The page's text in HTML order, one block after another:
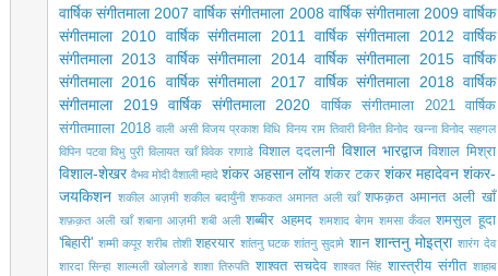
वार्षिक संगीतमाला 2007 वार्षिक संगीतमाला 2008 वार्षिक संगीतमाला 2009 वार्षिक
संगीतमाला 2010 वार्षिक संगीतमाला 2011 वार्षिक संगीतमाला 2012 वार्षिक
संगीतमाला 2013
वार्षिक संगीतमाला 2014 वार्षिक संगीतमाला 2015 वार्षिक
संगीतमाला 2016
वार्षिक संगीतमाला 2017 वार्षिक संगीतमाला 2018 वार्षिक
संगीतमाला 2019
वार्षिक संगीतमाला 2020 वार्षिक संगीतमाला 2021
वार्षिक
संगीतमााला 2018 वाली असी विजय प्रकाश विधि विनय राम तिवारी विनीत विनोद खन्ना विनोद सहगल
विपिन पटवा विभु पुरी विलायत खाँ विवेक राणाडे विशाल ददलानी विशाल भारद्वाज विशाल मिश्रा
विशाल-शेखर वैभव मोदी वैशाली म्हादे शंकर अहसान लॉय शंकर टकर शंकर महादेवन शंकर-
जयकिशन शकील आज़मी शकील बदायुँनी शफकत अमानत अली खाँ शफक़त अमानत अली खाँ
शफ़क़त अली खाँ शबाना आज़मी शबी अली शब्बीर अहमद शमशाद बेगम शमसा कँवल शमसुल हूदा
'बिहारी' शम्मी कपूर शरीब तोशी शहरयार शांतनु घटक शांतनु सुदामे शान शान्तनु मोइत्रा शारंग देव
शारदा सिन्हा शाल्मली खोलगडे शाशा तिरुपति शाश्वत सचदेव शाश्वत सिंह शास्त्रीय संगीत शाहाब